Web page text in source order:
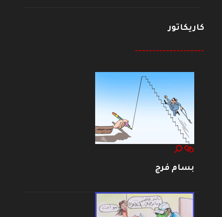
كاريكاتور
--------------------
بسام فرج